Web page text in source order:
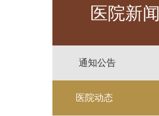
医院新闻
通知公告
医院动态